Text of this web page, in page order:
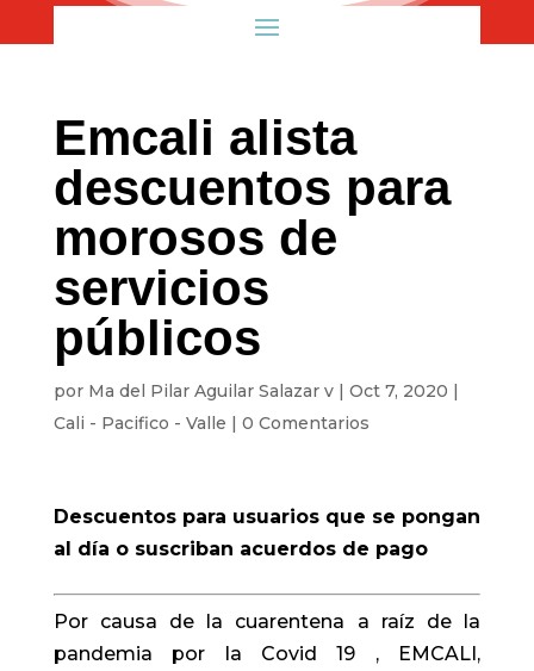
Emcali alista
descuentos para
morosos de
servicios
públicos
por Ma del Pilar Aguilar Salazar v| Oct 7, 2020 |
Cali - Pacifico - Valle | 0 Comentarios
Descuentos para usuarios que se pongan
al día o suscriban acuerdos de pago
Por causa de la cuarentena a raíz de la
pandemia por la Covid 19 , EMCALI,